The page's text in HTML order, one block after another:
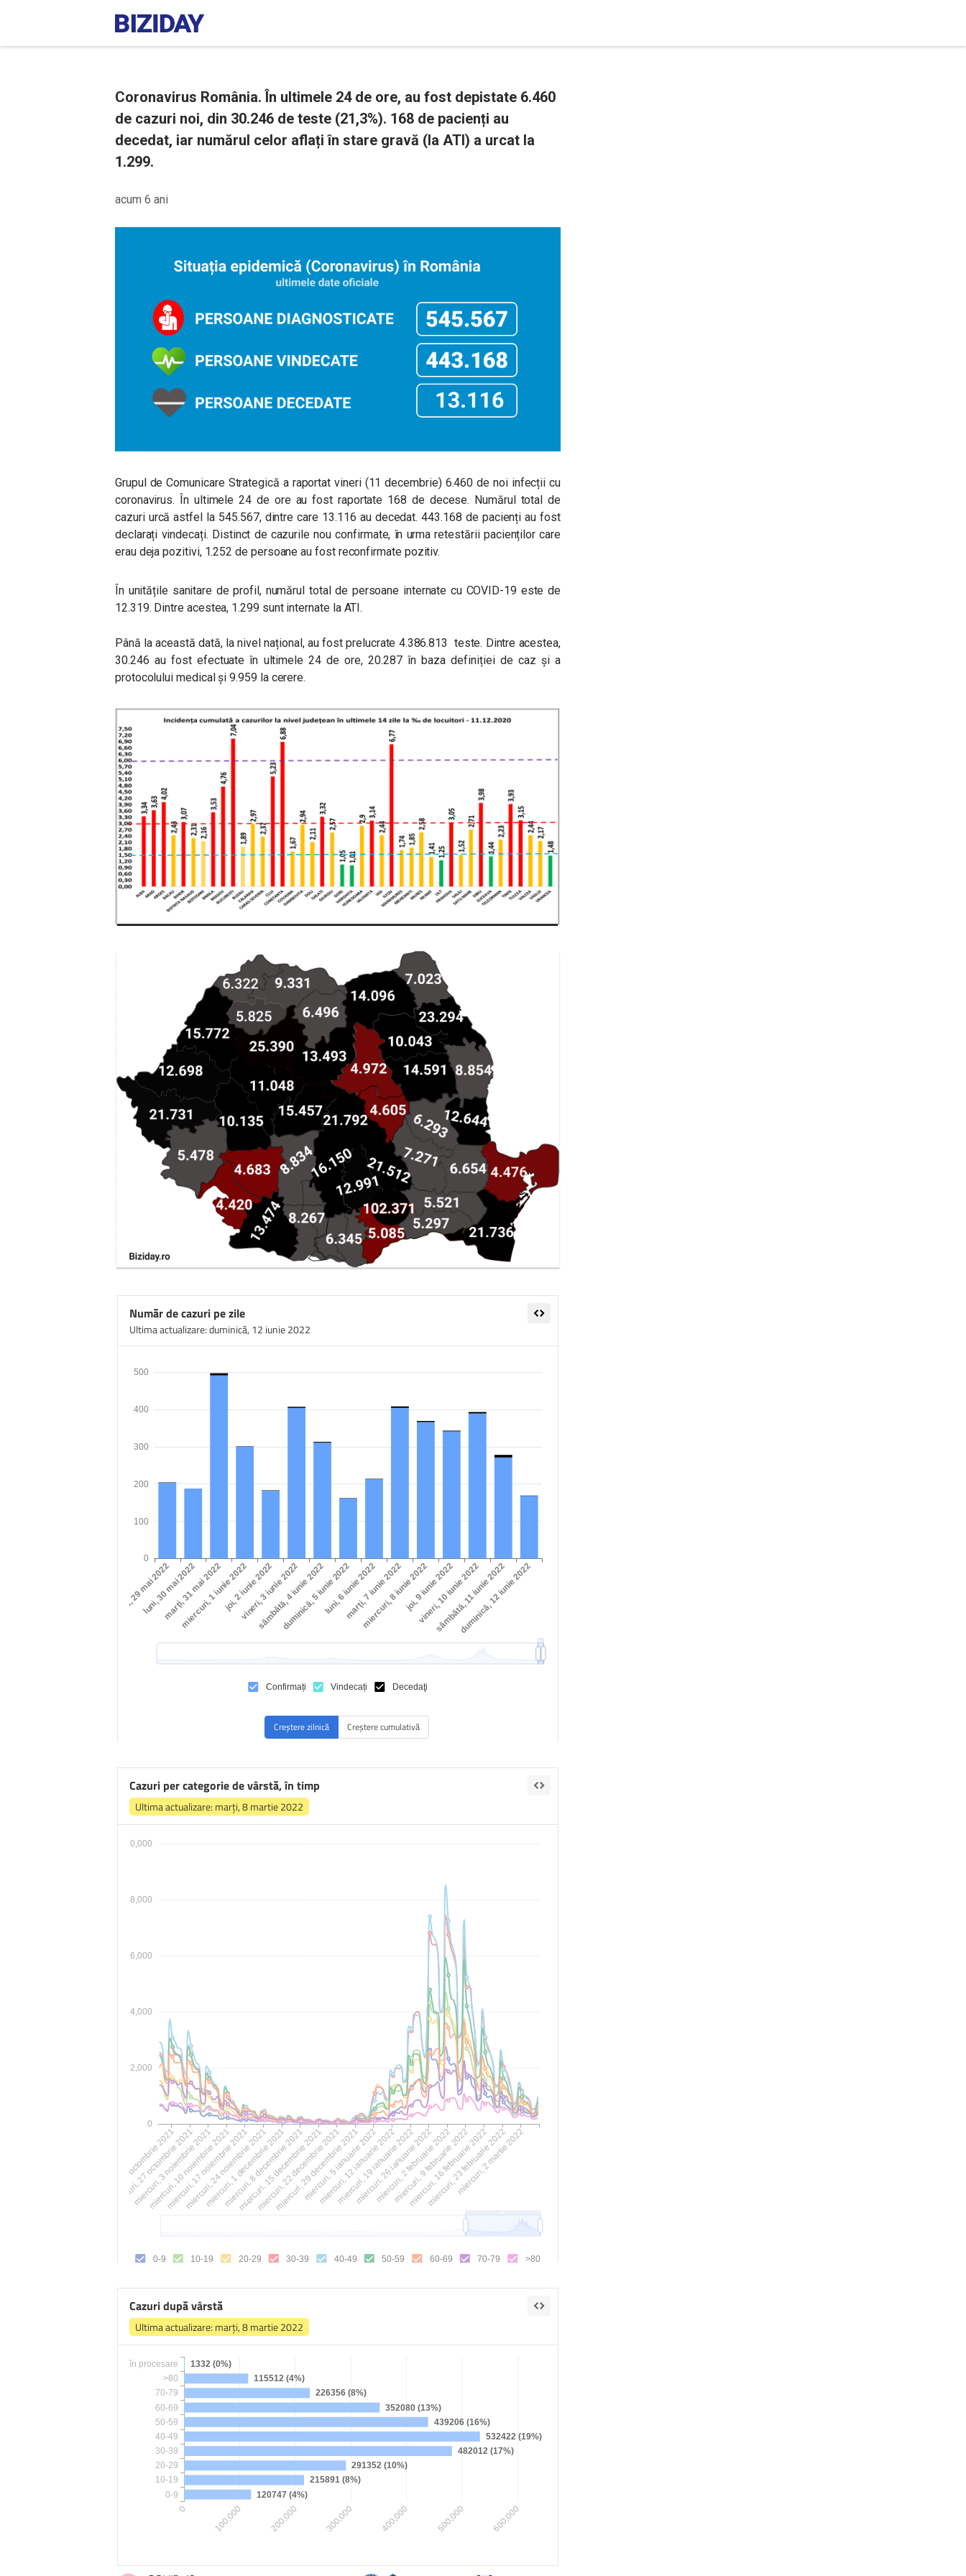
Coronavirus România. În ultimele 24 de ore, au fost depistate 6.460
de cazuri noi, din 30.246 de teste (21,3%). 168 de pacienți au
decedat, iar numărul celor aflați în stare gravă (la ATI) a urcat la
1.299.
acum 6 ani
Grupul de Comunicare Strategică a raportat vineri (11 decembrie) 6.460 de noi infecții cu
coronavirus. În ultimele 24 de ore au fost raportate 168 de decese. Numărul total de
cazuri urcă astfel la 545.567, dintre care 13.116 au decedat. 443.168 de pacienți au fost
declarați vindecați. Distinct de cazurile nou confirmate, în urma retestării pacienților care
erau deja pozitivi, 1.252 de persoane au fost reconfirmate pozitiv.
În unitățile sanitare de profil, numărul total de persoane internate cu COVID-19 este de
12.319. Dintre acestea, 1.299 sunt internate la ATI.
Până la această dată, la nivel național, au fost prelucrate 4.386.813 teste. Dintre acestea,
30.246 au fost efectuate în ultimele 24 de ore, 20.287 în baza definiției de caz și a
protocolului medical și 9.959 la cerere.